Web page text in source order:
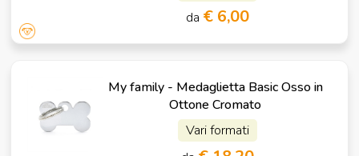
da € 6,00
My family - Medaglietta Basic Osso in
Ottone Cromato
Vari formati